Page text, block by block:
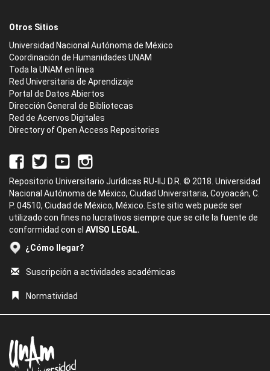
Otros Sitios
Universidad Nacional Autónoma de México
Coordinación de Humanidades UNAM
Toda la UNAM en línea
Red Universitaria de Aprendizaje
Portal de Datos Abiertos
Dirección General de Bibliotecas
Red de Acervos Digitales
Directory of Open Access Repositories
Repositorio Universitario Jurídicas RU-IIJ D.R. © 2018. Universidad
Nacional Autónoma de México, Ciudad Universitaria, Coyoacán, C.
P. 04510, Ciudad de México, México. Este sitio web puede ser
utilizado con fines no lucrativos siempre que se cite la fuente de
conformidad con el AVISO LEGAL.
¿Cómo llegar?
Suscripción a actividades académicas
Normatividad